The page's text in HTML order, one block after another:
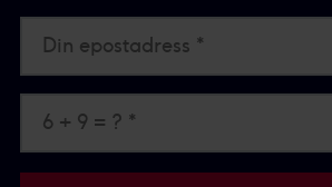
Din epostadress *
6 + 9 = ? *